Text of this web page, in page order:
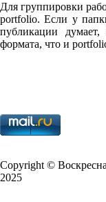
Для группировки
port­fo­lio. Если у
публикации
формата, что и
Copy­right ©
2025